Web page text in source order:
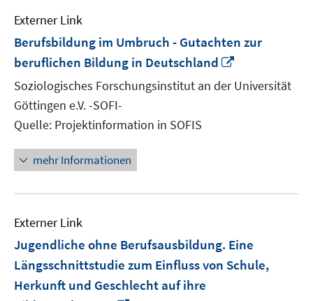
Externer Link
Berufsbildung im Umbruch - Gutachten zur
beruflichen Bildung in Deutschland
neuem
Fenster
Soziologisches Forschungsinstitut an der Universität
Göttingen e.V. -SOFI-
Quelle: Projektinformation in SOFIS
mehr Informationen
Externer Link
Jugendliche ohne Berufsausbildung. Eine
Längsschnittstudie zum Einfluss von Schule,
Herkunft und Geschlecht auf ihre